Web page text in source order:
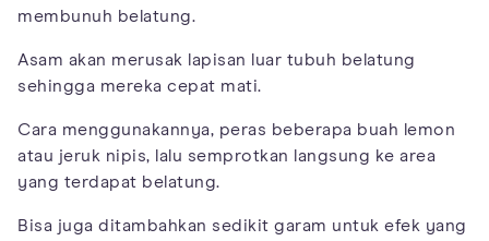
membunuh belatung.
Asam akan merusak lapisan luar tubuh belatung
sehingga mereka cepat mati.
Cara menggunakannya, peras beberapa buah lemon
atau jeruk nipis, lalu semprotkan langsung ke area
yang terdapat belatung.
Bisa juga ditambahkan sedikit garam untuk efek yang